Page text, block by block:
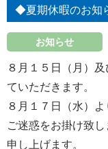
◆夏期休暇のお知
お知らせ
８月１５日（月）
ていただきます。
８月１７日（水）よ
ご迷惑をお掛け致
申し上げます。